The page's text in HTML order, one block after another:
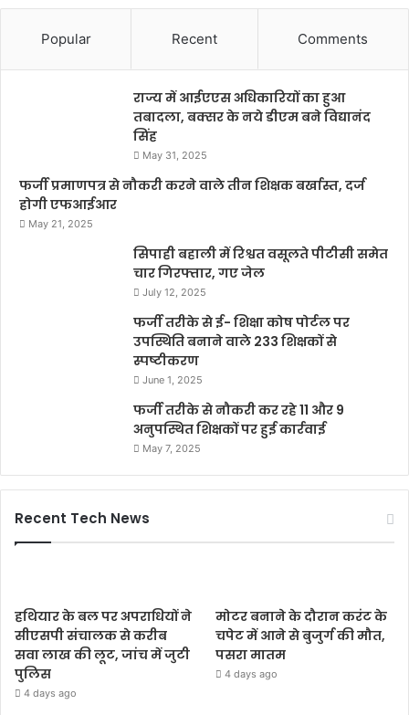
Popular Recent Comments
राज्य में आईएएस अधिकारियों का हुआ
तबादला, बक्सर के नये डीएम बने विद्यानंद
सिंह
May 31, 2025
फर्जी प्रमाणपत्र से नौकरी करने वाले तीन शिक्षक बर्खास्त, दर्ज
होगी एफआईआर
May 21, 2025
सिपाही बहाली में रिश्वत वसूलते पीटीसी समेत
चार गिरफ्तार, गए जेल
July 12, 2025
फर्जी तरीके से ई- शिक्षा कोष पोर्टल पर
उपस्थिति बनाने वाले 233 शिक्षकों से
स्पष्टीकरण
June 1, 2025
फर्जी तरीके से नौकरी कर रहे 11 और 9
अनुपस्थित शिक्षकों पर हुई कार्रवाई
May 7, 2025
Recent Tech News
हथियार के बल पर अपराधियों ने
सीएसपी संचालक से करीब
सवा लाख की लूट, जांच में जुटी
पुलिस
4 days ago
मोटर बनाने के दौरान करंट के
चपेट में आने से बुजुर्ग की मौत,
पसरा मातम
4 days ago